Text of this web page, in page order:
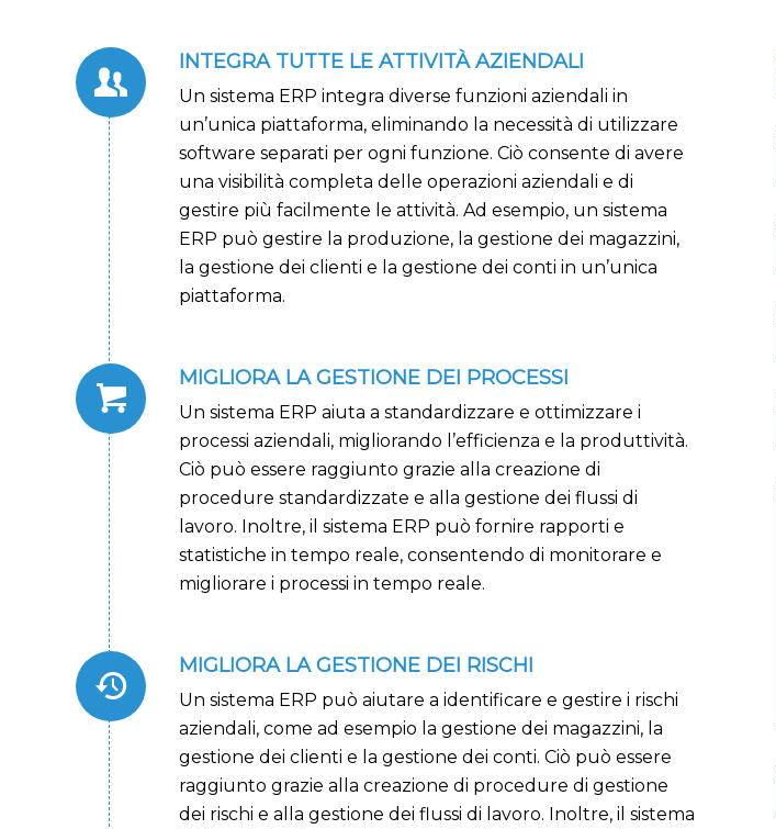
INTEGRA TUTTE LE ATTIVITÀ AZIENDALI
Un sistema ERP integra diverse funzioni aziendali in
un’unica piattaforma, eliminando la necessità di utilizzare
software separati per ogni funzione. Ciò consente di avere
una visibilità completa delle operazioni aziendali e di
gestire più facilmente le attività. Ad esempio, un sistema
ERP può gestire la produzione, la gestione dei magazzini,
la gestione dei clienti e la gestione dei conti in un’unica
piattaforma.
MIGLIORA LA GESTIONE DEI PROCESSI
Un sistema ERP aiuta a standardizzare e ottimizzare i
processi aziendali, migliorando l’efficienza e la produttività.
Ciò può essere raggiunto grazie alla creazione di
procedure standardizzate e alla gestione dei flussi di
lavoro. Inoltre, il sistema ERP può fornire rapporti e
statistiche in tempo reale, consentendo di monitorare e
migliorare i processi in tempo reale.
MIGLIORA LA GESTIONE DEI RISCHI
Un sistema ERP può aiutare a identificare e gestire i rischi
aziendali, come ad esempio la gestione dei magazzini, la
gestione dei clienti e la gestione dei conti. Ciò può essere
raggiunto grazie alla creazione di procedure di gestione
dei rischi e alla gestione dei flussi di lavoro. Inoltre, il sistema